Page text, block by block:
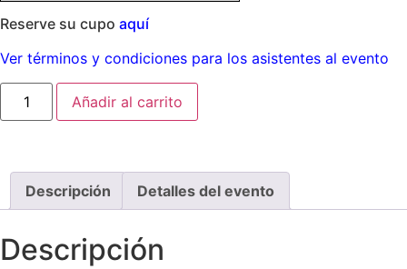
Reserve su cupo aquí
Ver términos y condiciones para los asistentes al evento
Añadir al carrito
Descripción Detalles del evento
Descripción